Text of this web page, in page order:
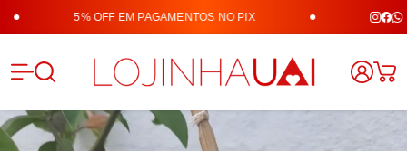
5% OFF EM PAGAMENTOS NO PIX